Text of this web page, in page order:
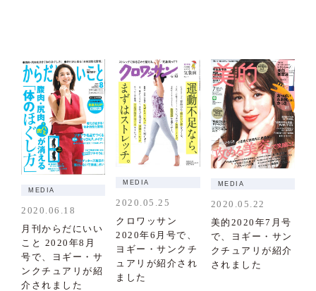
MEDIA
2020.06.18
月刊からだにいい
こと 2020年8月
号で、ヨギー・サ
ンクチュアリが紹
介されました
MEDIA
2020.05.25
クロワッサン
2020年6月号で、
ヨギー・サンクチ
ュアリが紹介され
ました
MEDIA
2020.05.22
美的2020年7月号
で、ヨギー・サン
クチュアリが紹介
されました